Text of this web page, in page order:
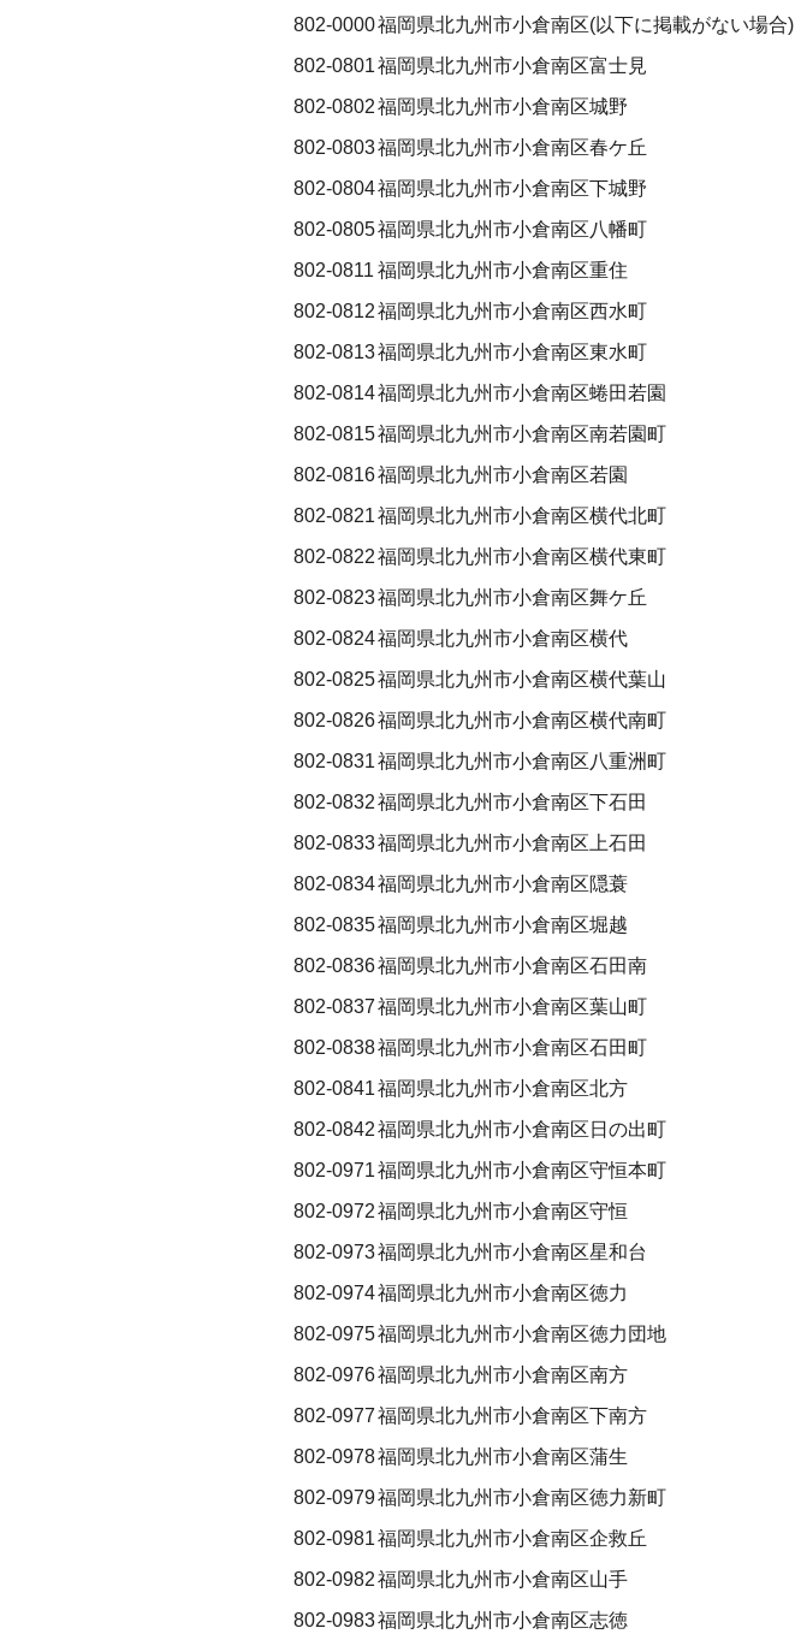
802-0000福岡県北九州市小倉南区(以下に掲載がない場合)
802-0801福岡県北九州市小倉南区富士見
802-0802福岡県北九州市小倉南区城野
802-0803福岡県北九州市小倉南区春ケ丘
802-0804福岡県北九州市小倉南区下城野
802-0805福岡県北九州市小倉南区八幡町
802-0811 福岡県北九州市小倉南区重住
802-0812福岡県北九州市小倉南区西水町
802-0813福岡県北九州市小倉南区東水町
802-0814福岡県北九州市小倉南区蜷田若園
802-0815福岡県北九州市小倉南区南若園町
802-0816福岡県北九州市小倉南区若園
802-0821福岡県北九州市小倉南区横代北町
802-0822福岡県北九州市小倉南区横代東町
802-0823福岡県北九州市小倉南区舞ケ丘
802-0824福岡県北九州市小倉南区横代
802-0825福岡県北九州市小倉南区横代葉山
802-0826福岡県北九州市小倉南区横代南町
802-0831福岡県北九州市小倉南区八重洲町
802-0832福岡県北九州市小倉南区下石田
802-0833福岡県北九州市小倉南区上石田
802-0834福岡県北九州市小倉南区隠蓑
802-0835福岡県北九州市小倉南区堀越
802-0836福岡県北九州市小倉南区石田南
802-0837福岡県北九州市小倉南区葉山町
802-0838福岡県北九州市小倉南区石田町
802-0841福岡県北九州市小倉南区北方
802-0842福岡県北九州市小倉南区日の出町
802-0971福岡県北九州市小倉南区守恒本町
802-0972福岡県北九州市小倉南区守恒
802-0973福岡県北九州市小倉南区星和台
802-0974福岡県北九州市小倉南区徳力
802-0975福岡県北九州市小倉南区徳力団地
802-0976福岡県北九州市小倉南区南方
802-0977福岡県北九州市小倉南区下南方
802-0978福岡県北九州市小倉南区蒲生
802-0979福岡県北九州市小倉南区徳力新町
802-0981福岡県北九州市小倉南区企救丘
802-0982福岡県北九州市小倉南区山手
802-0983福岡県北九州市小倉南区志徳